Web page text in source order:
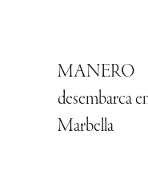
MANERO
desembarca
Marbella